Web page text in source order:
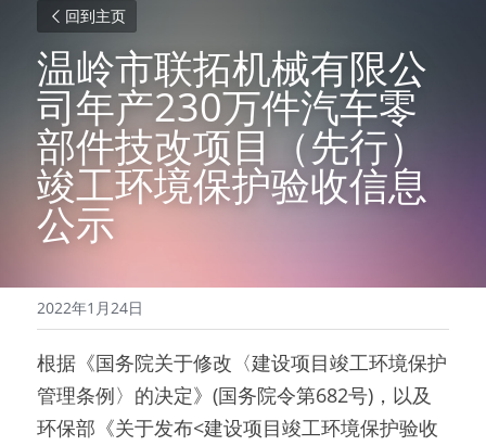
回到主页
温岭市联拓机械有限公
司年产230万件汽车零
部件技改项目（先行）
竣工环境保护验收信息
公示
2022年1月24日
根据《国务院关于修改〈建设项目竣工环境保护
管理条例〉的决定》(国务院令第682号)，以及
环保部《关于发布<建设项目竣工环境保护验收